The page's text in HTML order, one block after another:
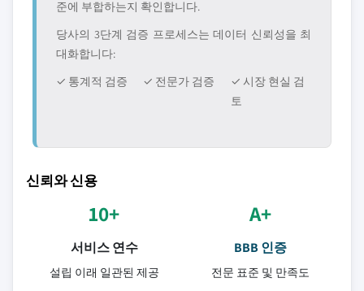
준에 부합하는지 확인합니다.
당사의 3단계 검증 프로세스는 데이터 신뢰성을 최
대화합니다:
✓ 통계적 검증
✓ 전문가 검증
✓ 시장 현실 검
토
신뢰와 신용
10+
서비스 연수
설립 이래 일관된 제공
A+
BBB 인증
전문 표준 및 만족도